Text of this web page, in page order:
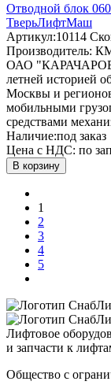
Отводной блок
ТверьЛифтМаш
Артикул:10114
Производитель:
ОАО
летней историей
Москвы и
мобильными
средствами
Наличие:под заказ
Цена с НДС: по
В корзину
1
2
3
4
5
Лифтовое
и запчасти к
Общество с